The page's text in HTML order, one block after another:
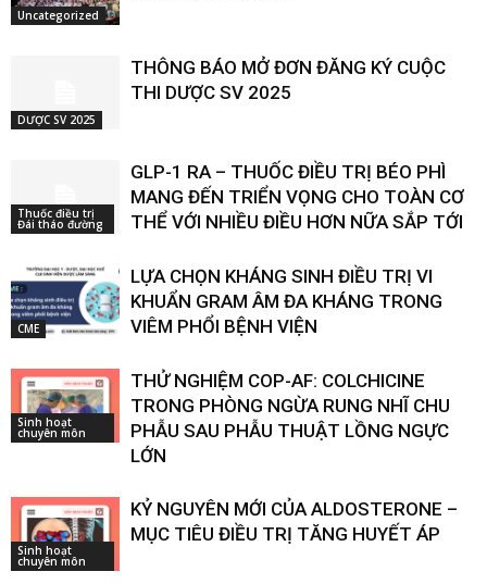
Uncategorized
DƯỢC SV 2025
THÔNG BÁO MỞ ĐƠN ĐĂNG KÝ CUỘC
THI DƯỢC SV 2025
Thuốc điều trị
Đái tháo đường
GLP-1 RA – THUỐC ĐIỀU TRỊ BÉO PHÌ
MANG ĐẾN TRIỂN VỌNG CHO TOÀN CƠ
THỂ VỚI NHIỀU ĐIỀU HƠN NỮA SẮP TỚI
CME
LỰA CHỌN KHÁNG SINH ĐIỀU TRỊ VI
KHUẨN GRAM ÂM ĐA KHÁNG TRONG
VIÊM PHỔI BỆNH VIỆN
Sinh hoạt
chuyên môn
THỬ NGHIỆM COP-AF: COLCHICINE
TRONG PHÒNG NGỪA RUNG NHĨ CHU
PHẪU SAU PHẪU THUẬT LỒNG NGỰC
LỚN
Sinh hoạt
chuyên môn
KỶ NGUYÊN MỚI CỦA ALDOSTERONE –
MỤC TIÊU ĐIỀU TRỊ TĂNG HUYẾT ÁP